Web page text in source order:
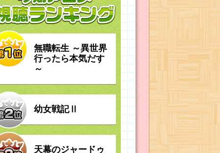
無職転生 ～異世界
行ったら本気だす
～
幼女戦記Ⅱ
天幕のジャードゥ